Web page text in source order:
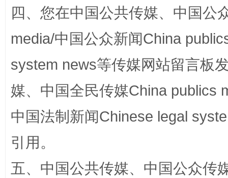
国家大学科技园优化重塑工作
四、您在中国公共传媒、中国公
media/中国公众新闻China
system news等传媒网站留言板
媒、中国全民传媒China publics
中国法制新闻Chinese legal
引用。
五、中国公共传媒、中国公众传